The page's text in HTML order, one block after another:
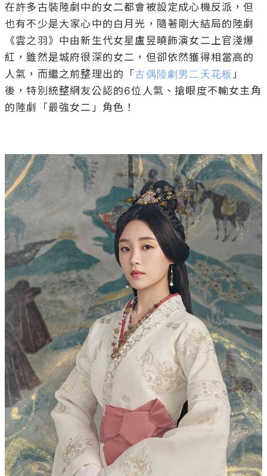
在許多古裝陸劇中的女二都會被設定成心機反派，但
也有不少是大家心中的白月光，隨著剛大結局的陸劇
《雲之羽》中由新生代女星盧昱曉飾演女二上官淺爆
紅，雖然是城府很深的女二，但卻依然獲得相當高的
人氣，而繼之前整理出的「古偶陸劇男二天花板 」
後，特別統整網友公認的6位人氣、搶眼度不輸女主角
的陸劇「最強女二」角色！